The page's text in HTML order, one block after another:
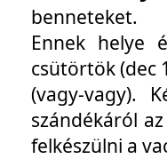
benneteket.
Ennek helye
csütörtök (dec
(vagy-vagy).
szándékáról
felkészülni a